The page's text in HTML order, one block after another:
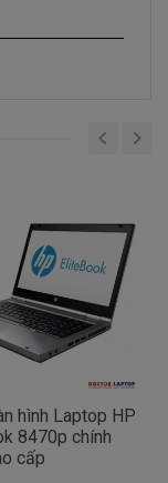
phục
hình laptop
bị tối đen
tích một
phục để
bạn có sự
và nháy loạn
hình Laptop HP
8470p chính
cấp